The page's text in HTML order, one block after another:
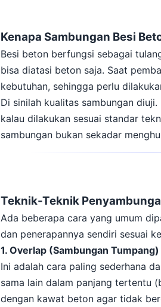
Kenapa Sambungan Besi
Besi beton berfungsi sebagai
bisa diatasi beton saja. Saat
kebutuhan, sehingga perlu
Di sinilah kualitas sambungan
kalau dilakukan sesuai standar
sambungan bukan sekadar
Teknik-Teknik
Ada beberapa cara yang umum
dan penerapannya sendiri sesuai
1. Overlap (Sambungan Tumpang)
Ini adalah cara paling sederhana
sama lain dalam panjang tertentu
dengan kawat beton agar tidak